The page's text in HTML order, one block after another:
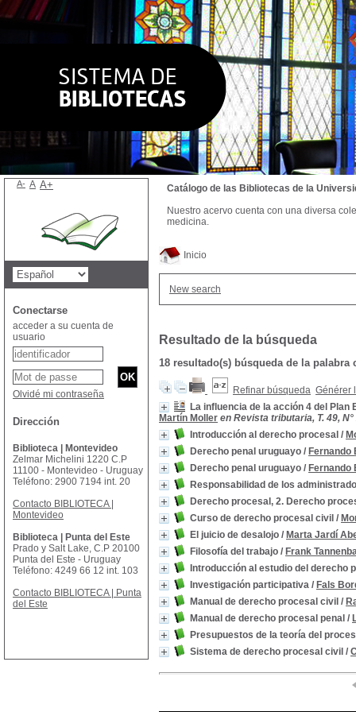
Inicio
New search
Resultado de la búsqueda
18 resultado(s) búsqueda de la palabra
Refinar búsqueda Générer
La influencia de la acción 4 del
Martín Moller en Revista tributaria, T. 49,
Introducción al derecho procesal /
Derecho penal uruguayo / Fernando
Derecho penal uruguayo / Fernando
Responsabilidad de los
Derecho procesal, 2. Derecho
Curso de derecho procesal civil /
El juicio de desalojo / Marta Jardí
Filosofía del trabajo / Frank
Introducción al estudio del derecho
Investigación participativa / Fals
Manual de derecho procesal civil /
Manual de derecho procesal penal /
Presupuestos de la teoría del
Sistema de derecho procesal civil /
Catálogo de las Bibliotecas de la
Nuestro acervo cuenta con una diversa
medicina.
A- A A+
Conectarse
acceder a su cuenta de
usuario
Olvidé mi contraseña
Dirección
Biblioteca | Montevideo
Zelmar Michelini 1220 C.P
11100 - Montevideo - Uruguay
Teléfono: 2900 7194 int. 20
Contacto BIBLIOTECA |
Montevideo
Biblioteca | Punta del Este
Prado y Salt Lake, C.P 20100
Punta del Este - Uruguay
Teléfono: 4249 66 12 int. 103
Contacto BIBLIOTECA | Punta
del Este